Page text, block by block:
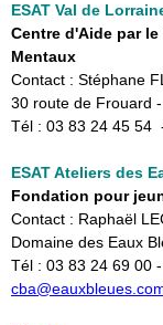
ESAT Val de
Centre d'Aide par
Mentaux
Contact : Stéphane
30 route de Frouard
Tél : 03 83 24 45 54
ESAT Ateliers des
Fondation pour
Contact : Raphaël
Domaine des Eaux
Tél : 03 83 24 69 00
cba